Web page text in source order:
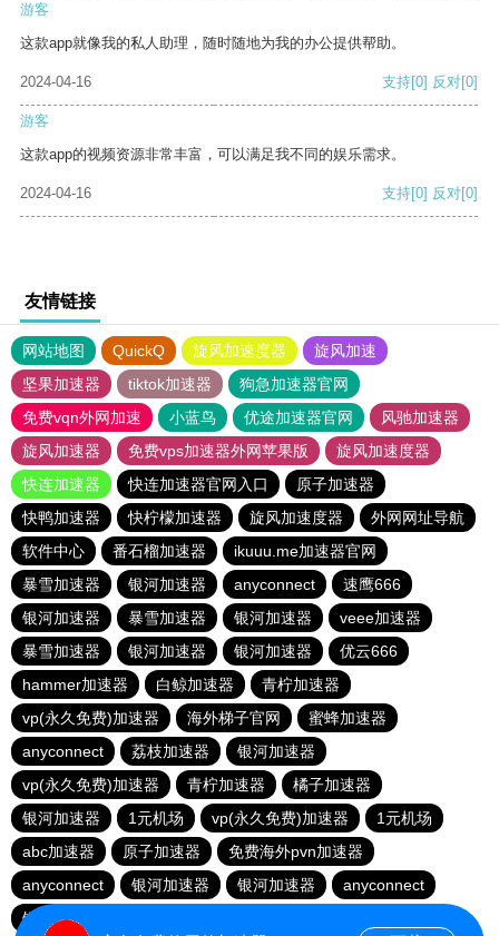
游客
这款app就像我的私人助理，随时随地为我的办公提供帮助。
2024-04-16 支持[0] 反对[0]
游客
这款app的视频资源非常丰富，可以满足我不同的娱乐需求。
2024-04-16 支持[0] 反对[0]
友情链接
网站地图 QuickQ 旋风加速度器
旋风加速
坚果加速器
tiktok加速器
狗急加速器官网
免费vqn外网加速
小蓝鸟 优途加速器官网
风驰加速器
旋风加速器
免费vps加速器外网苹果版
旋风加速度器
快连加速器
快连加速器官网入口
原子加速器
快鸭加速器
快柠檬加速器 旋风加速度器
外网网址导航
软件中心
番石榴加速器
ikuuu.me加速器官网
暴雪加速器
银河加速器 anyconnect
速鹰666
银河加速器
暴雪加速器 银河加速器
veee加速器
暴雪加速器
银河加速器 银河加速器
优云666
hammer加速器
白鲸加速器
青柠加速器
vp(永久免费)加速器
海外梯子官网
蜜蜂加速器
anyconnect
荔枝加速器
银河加速器
vp(永久免费)加速器
青柠加速器
橘子加速器
银河加速器
1元机场 vp(永久免费)加速器
1元机场
abc加速器
原子加速器
免费海外pvn加速器
anyconnect
银河加速器 银河加速器
anyconnect
银河加速器